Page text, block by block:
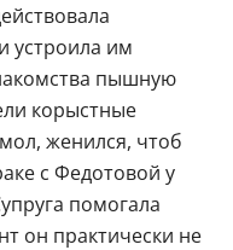
устроила им
пышную
корыстные
женился, чтоб
с Федотовой у
помогала
он практически не